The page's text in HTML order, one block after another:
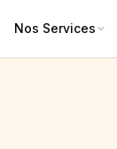
Nos Services